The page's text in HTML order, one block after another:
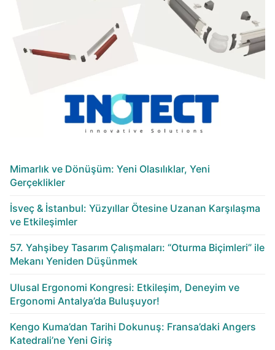
Mimarlık ve Dönüşüm: Yeni Olasılıklar, Yeni
Gerçeklikler
İsveç & İstanbul: Yüzyıllar Ötesine Uzanan Karşılaşma
ve Etkileşimler
57. Yahşibey Tasarım Çalışmaları: “Oturma Biçimleri” ile
Mekanı Yeniden Düşünmek
Ulusal Ergonomi Kongresi: Etkileşim, Deneyim ve
Ergonomi Antalya’da Buluşuyor!
Kengo Kuma’dan Tarihi Dokunuş: Fransa’daki Angers
Katedrali’ne Yeni Giriş